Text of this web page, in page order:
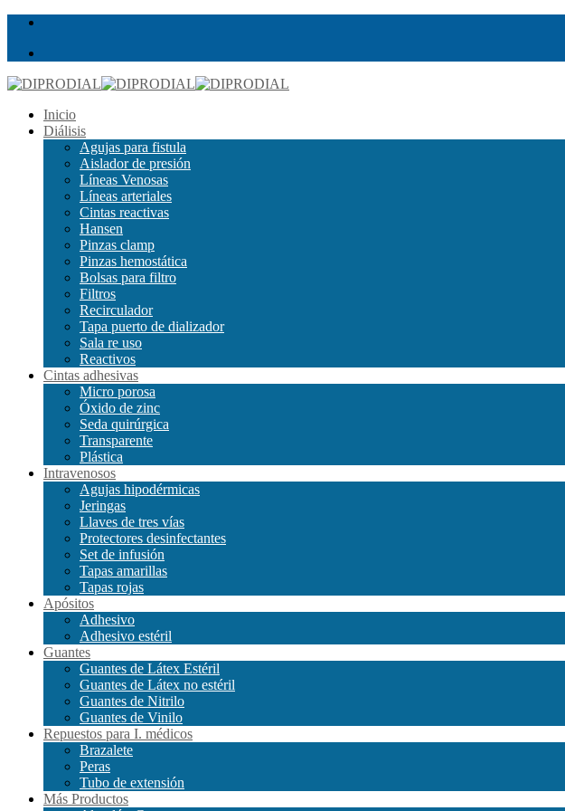
Inicio
Diálisis
Agujas para fistula
Aislador de presión
Líneas Venosas
Líneas arteriales
Cintas reactivas
Hansen
Pinzas clamp
Pinzas hemostática
Bolsas para filtro
Filtros
Recirculador
Tapa puerto de dializador
Sala re uso
Reactivos
Cintas adhesivas
Micro porosa
Óxido de zinc
Seda quirúrgica
Transparente
Plástica
Intravenosos
Agujas hipodérmicas
Jeringas
Llaves de tres vías
Protectores desinfectantes
Set de infusión
Tapas amarillas
Tapas rojas
Apósitos
Adhesivo
Adhesivo estéril
Guantes
Guantes de Látex Estéril
Guantes de Látex no estéril
Guantes de Nitrilo
Guantes de Vinilo
Repuestos para I. médicos
Brazalete
Peras
Tubo de extensión
Más Productos